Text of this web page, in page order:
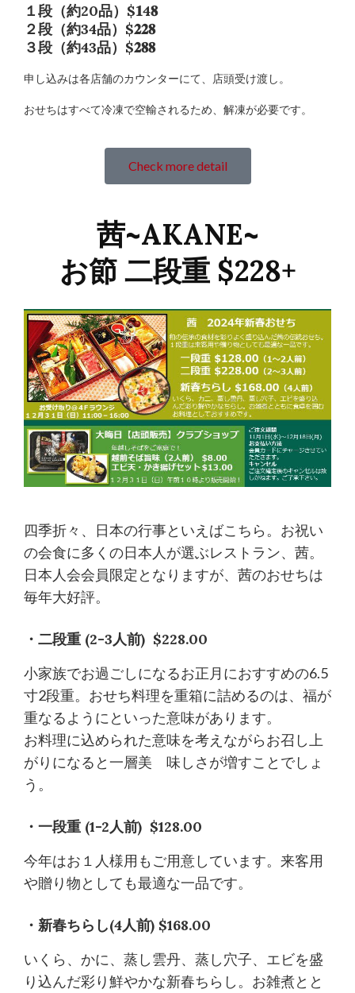
１段（約20品）$𝟏4𝟖
２段（約34品）$𝟐𝟐𝟖
３段（約43品）$𝟐𝟖𝟖
申し込みは各店舗のカウンターにて、店頭受け渡し。
おせちはすべて冷凍で空輸されるため、解凍が必要です。
Check more detail
茜~AKANE~
お節 二段重 $228+
四季折々、日本の行事といえばこちら。お祝い
の会食に多くの日本人が選ぶレストラン、茜。
日本人会会員限定となりますが、茜のおせちは
毎年大好評。
・二段重 (2-3人前) $228.00
小家族でお過ごしになるお正月におすすめの6.5
寸2段重。おせち料理を重箱に詰めるのは、福が
重なるようにといった意味があります。
お料理に込められた意味を考えながらお召し上
がりになると一層美 味しさが増すことでしょ
う。
・一段重 (1-2人前) $128.00
今年はお１人様用もご用意しています。来客用
や贈り物としても最適な一品です。
・新春ちらし(4人前) $168.00
いくら、かに、蒸し雲丹、蒸し穴子、エビを盛
り込んだ彩り鮮やかな新春ちらし。お雑煮とと